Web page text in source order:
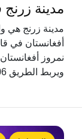
مدينة
مدينة زرنج هي
أفغانستان في
نمروز
ويربط الطريق 606 مدينة زرنج بمدينة ديلاارام مما يساعد